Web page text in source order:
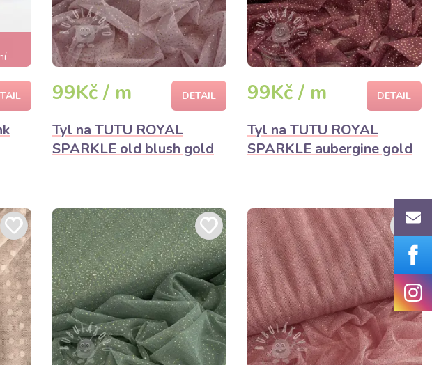
99Kč / m DETAIL
Tyl na TUTU ROYAL
SPARKLE old blush gold
99Kč / m DETAIL
Tyl na TUTU ROYAL
SPARKLE aubergine gold